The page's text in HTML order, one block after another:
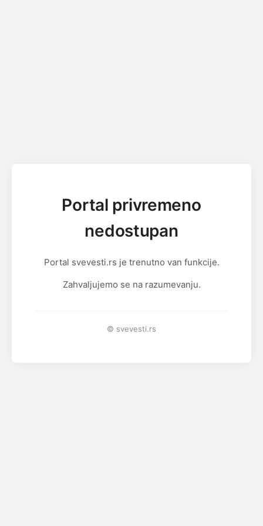
Portal privremeno
nedostupan
Portal svevesti.rs je trenutno van funkcije.
Zahvaljujemo se na razumevanju.
© svevesti.rs